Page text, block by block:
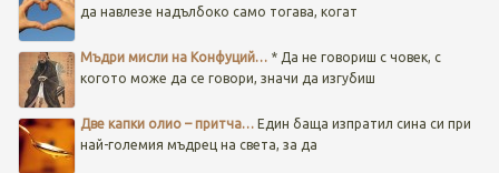
да навлезе надълбоко само тогава, когат
Мъдри мисли на Конфуций… * Да не говориш с човек, с
когото може да се говори, значи да изгубиш
Две капки олио – притча…Един баща изпратил сина си при
най-големия мъдрец на света, за да